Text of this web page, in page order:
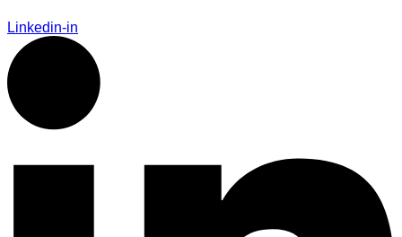
Linkedin-in